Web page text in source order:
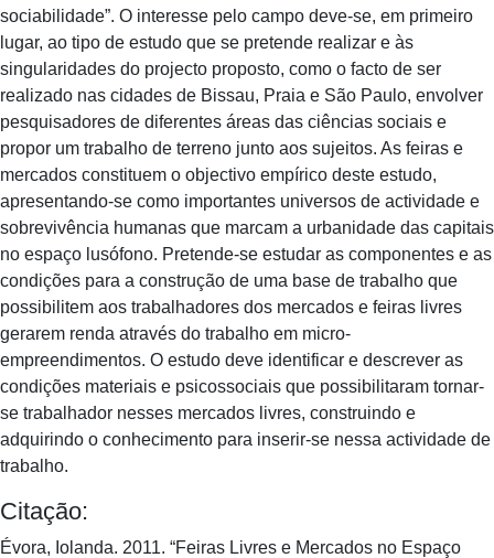
sociabilidade”. O interesse pelo campo deve-se, em primeiro
lugar, ao tipo de estudo que se pretende realizar e às
singularidades do projecto proposto, como o facto de ser
realizado nas cidades de Bissau, Praia e São Paulo, envolver
pesquisadores de diferentes áreas das ciências sociais e
propor um trabalho de terreno junto aos sujeitos. As feiras e
mercados constituem o objectivo empírico deste estudo,
apresentando-se como importantes universos de actividade e
sobrevivência humanas que marcam a urbanidade das capitais
no espaço lusófono. Pretende-se estudar as componentes e as
condições para a construção de uma base de trabalho que
possibilitem aos trabalhadores dos mercados e feiras livres
gerarem renda através do trabalho em micro-
empreendimentos. O estudo deve identificar e descrever as
condições materiais e psicossociais que possibilitaram tornar-
se trabalhador nesses mercados livres, construindo e
adquirindo o conhecimento para inserir-se nessa actividade de
trabalho.
Citação:
Évora, Iolanda. 2011. “Feiras Livres e Mercados no Espaço